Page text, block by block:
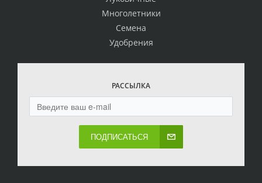
Многолетники
Семена
Удобрения
РАССЫЛКА
ПОДПИСАТЬСЯ